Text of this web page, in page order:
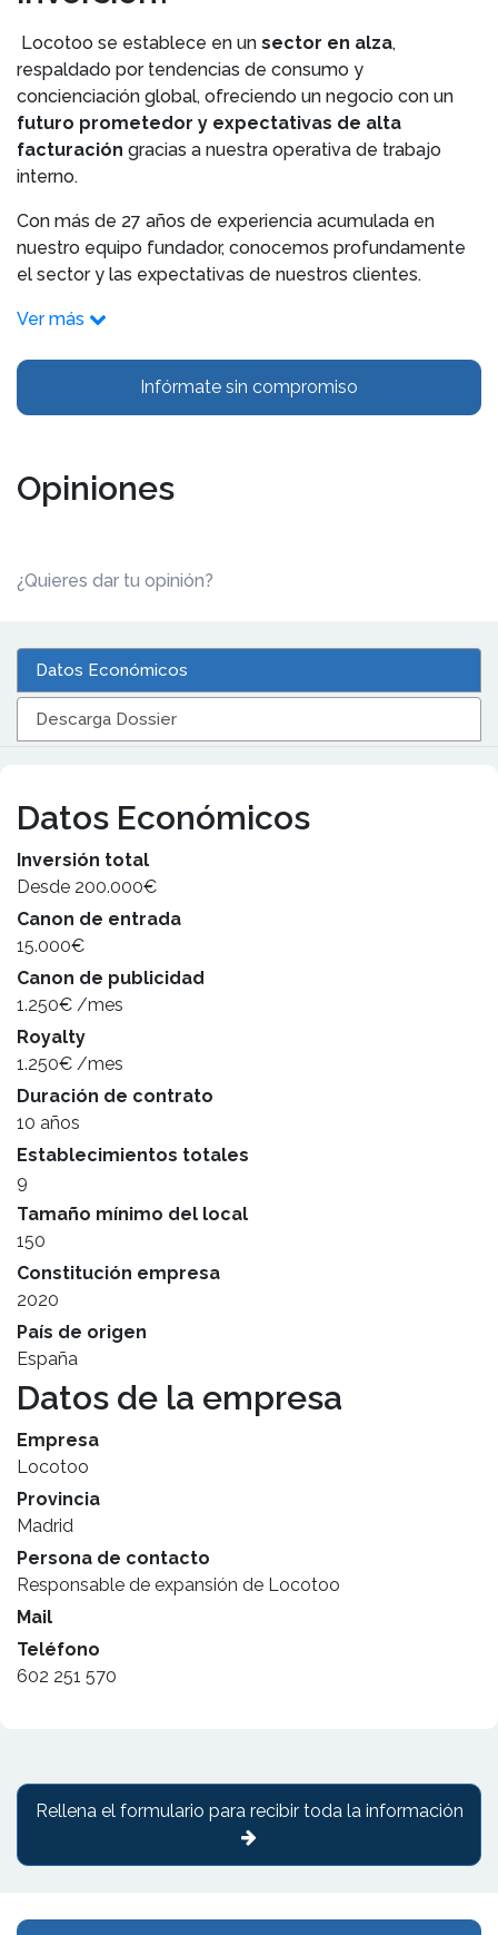
Locotoo se establece en un sector en alza,
respaldado por tendencias de consumo y
concienciación global, ofreciendo un negocio con un
futuro prometedor y expectativas de alta
facturación gracias a nuestra operativa de trabajo
interno.
Con más de 27 años de experiencia acumulada en
nuestro equipo fundador, conocemos profundamente
el sector y las expectativas de nuestros clientes.
Ver más
Infórmate sin compromiso
Opiniones
¿Quieres dar tu opinión?
Datos Económicos
Descarga Dossier
Datos Económicos
Inversión total
Desde 200.000€
Canon de entrada
15.000€
Canon de publicidad
1.250€ /mes
Royalty
1.250€ /mes
Duración de contrato
10 años
Establecimientos totales
9
Tamaño mínimo del local
150
Constitución empresa
2020
País de origen
España
Datos de la empresa
Empresa
Locotoo
Provincia
Madrid
Persona de contacto
Responsable de expansión de Locotoo
Mail
Teléfono
602 251 570